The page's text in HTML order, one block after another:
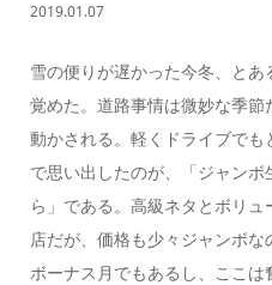
2019.01.07
雪の便りが遅かった今冬、と
覚めた。道路事情は微妙な季
動かされる。軽くドライブで
で思い出したのが、「ジャン
ら」である。高級ネタとボリ
店だが、価格も少々ジャンボな
ボーナス月でもあるし、ここは